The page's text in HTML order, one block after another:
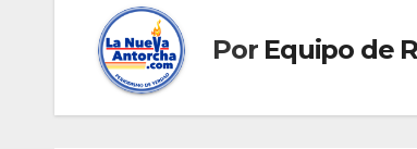
Por Equipo de